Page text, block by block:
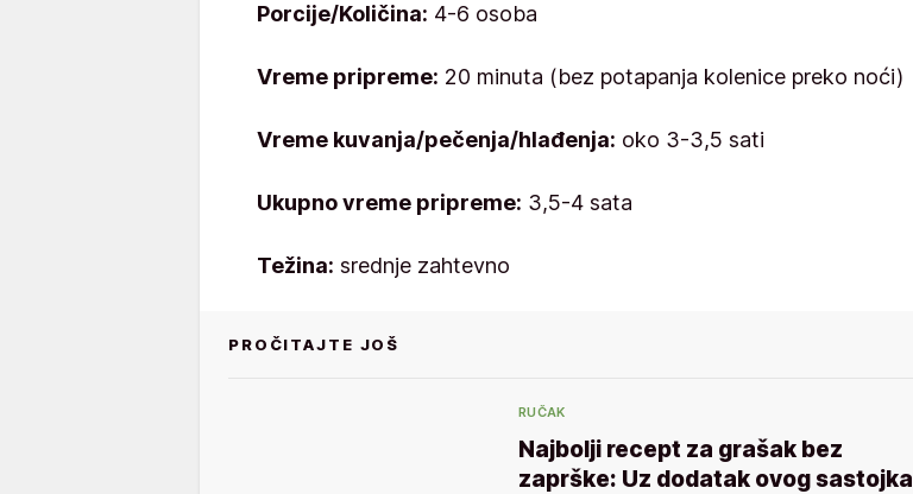
Porcije/Količina: 4-6 osoba
Vreme pripreme: 20 minuta (bez potapanja kolenice preko noći)
Vreme kuvanja/pečenja/hlađenja: oko 3-3,5 sati
Ukupno vreme pripreme: 3,5-4 sata
Težina: srednje zahtevno
PROČITAJTE JOŠ
RUČAK
Najbolji recept za grašak bez
zaprške: Uz dodatak ovog sastojka